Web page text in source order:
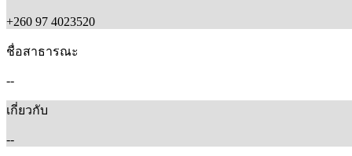
+260 97 4023520
ชื่อสาธารณะ
--
เกี่ยวกับ
--